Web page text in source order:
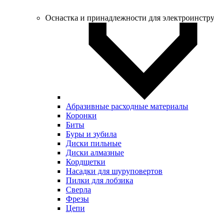
Оснастка и принадлежности для
Абразивные расходные материалы
Коронки
Биты
Буры и зубила
Диски пильные
Диски алмазные
Кордщетки
Насадки для шуруповертов
Пилки для лобзика
Сверла
Фрезы
Цепи